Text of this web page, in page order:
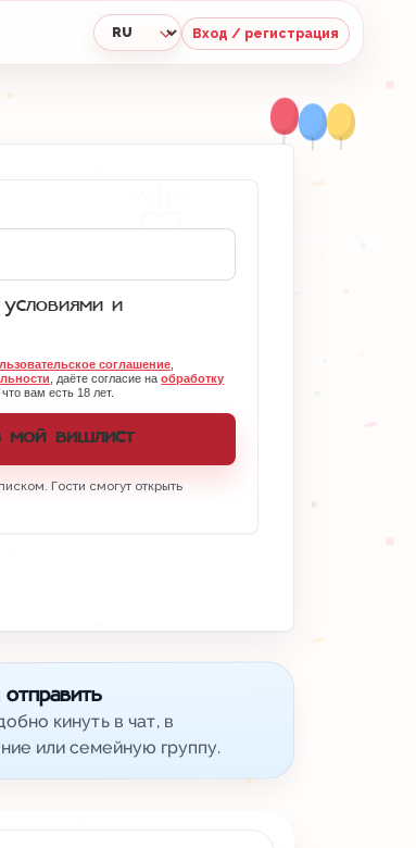
Язык Вход / регистрация
и
соглашение
, даёте согласие наобработку
вам есть 18 лет.
мой вишлист
Гости смогут открыть
кинуть в чат, в
или семейную группу.